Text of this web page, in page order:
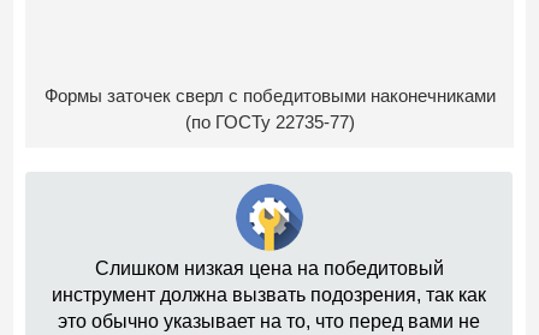
Формы заточек сверл с победитовыми наконечниками
(по ГОСТу 22735-77)
Слишком низкая цена на победитовый
инструмент должна вызвать подозрения, так как
это обычно указывает на то, что перед вами не